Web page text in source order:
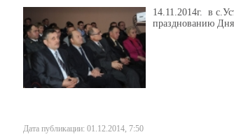
14.11.2014г. в
празднованию Дня
Дата публикации: 01.12.2014, 7:50